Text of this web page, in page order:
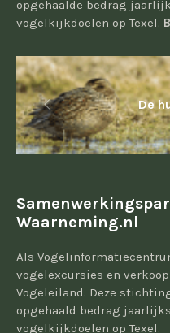
opgehaalde bedrag
vogelkijkdoelen op Texel.
De
Waarneming.nl
Als
vogelexcursies en
Vogeleiland. Deze
opgehaald bedrag
vogelkijkdoelen op Texel.